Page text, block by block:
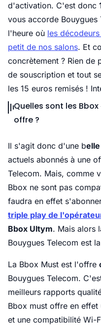
d'activation. C'est donc
vous accorde Bouygues
l'heure où les
petit de nos salons. Et
concrètement ? Rien de
de souscription et tout
les 15 euros remisés !
Quelles sont les
offre ?
Il s'agit donc d'une b
actuels abonnés à une
Telecom. Mais, comme
Bbox ne sont pas
faudra en effet
triple play de
Bbox Ultym. Mais alors
Bouygues Telecom est
La Bbox Must est l'offre
Bouygues Telecom.
meilleurs rapports
Bbox must offre en
et une compatibilité Wi-